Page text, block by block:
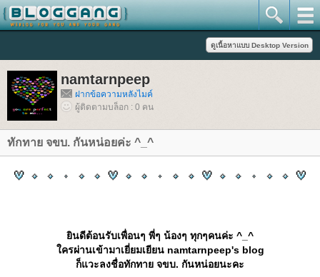
namtarnpeep
ฝากข้อความหลังไมค์
ผู้ติดตามบล็อก : 0 คน
ทักทาย จขบ. กันหน่อยค่ะ ^_^
ินดีต้อนรับเพื่อนๆ พี่ๆ น้องๆ ทุกๆคนค่ะ ^_^
ครผ่านเข้ามาเยี่ยมเยียน namtarnpeep's blog
ก็แวะลงชื่อทักทาย จขบ. กันหน่อยนะคะ